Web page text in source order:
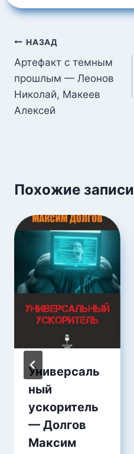
Навигация
по
записям
НАЗАД
Артефакт с темным
прошлым — Леонов
Николай, Макеев
Алексей
Похожие записи
Универсаль
ный
ускоритель
— Долгов
Максим